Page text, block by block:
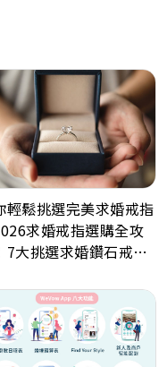
輕鬆挑選完美求婚戒指
求婚戒指選購全攻
7大挑選求婚鑽石戒指